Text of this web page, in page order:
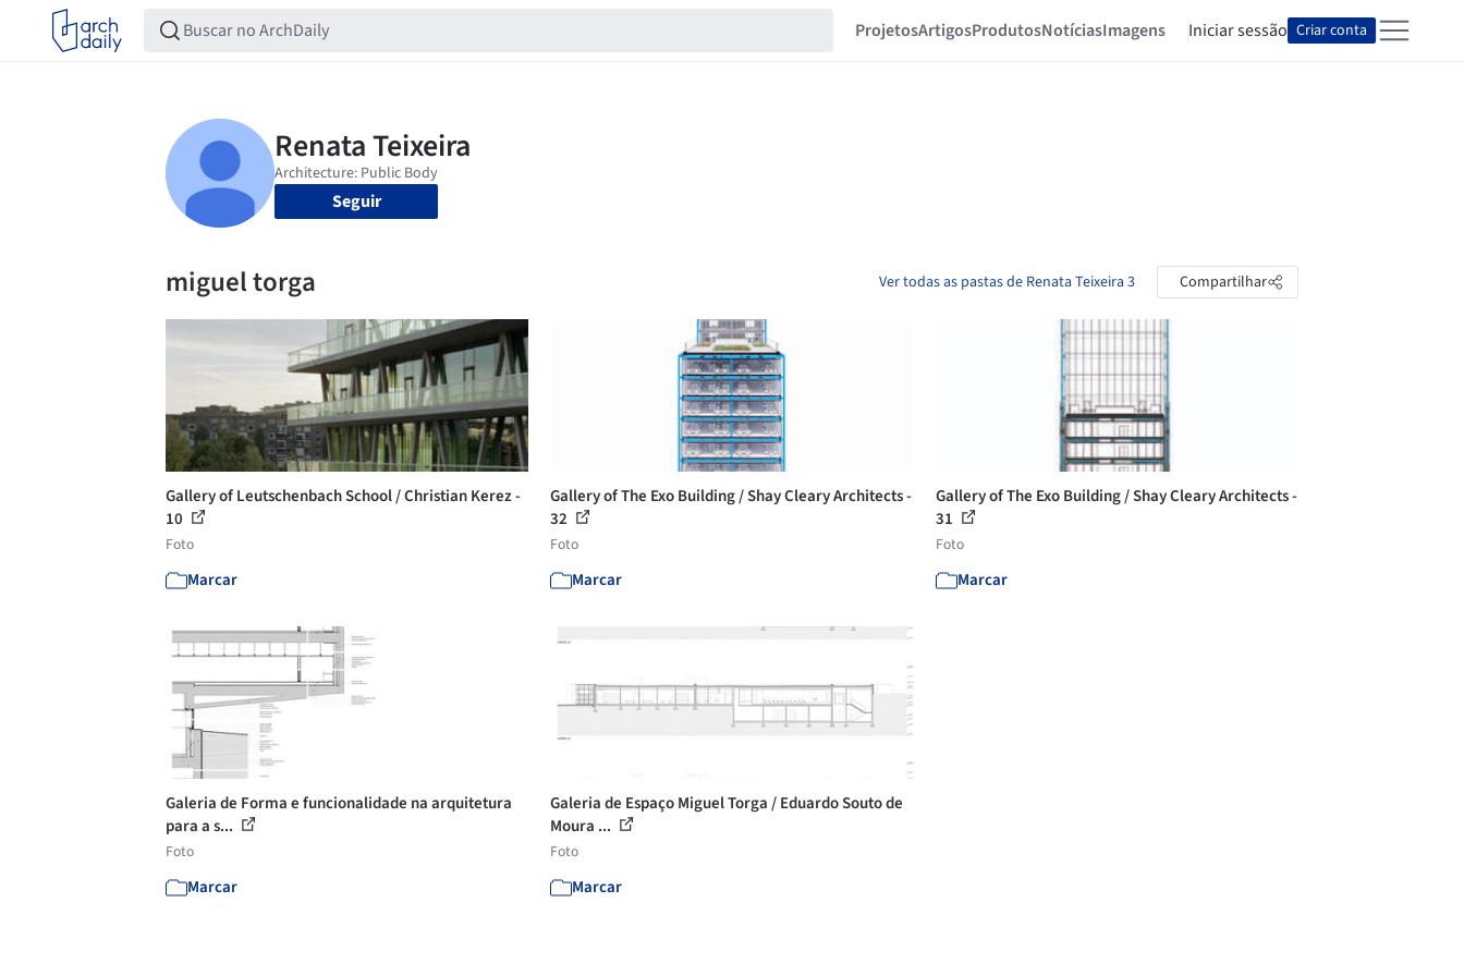
ProjetosArtigosProdutosNotíciasImagens Iniciar sessão Criar conta
Seguir
miguel torga Ver todas as pastas de Renata Teixeira 3 Compartilhar
Gallery of Leutschenbach School / Christian Kerez -
10
Foto
Marcar
Gallery of The Exo Building / Shay Cleary Architects -
32
Foto
Marcar
Gallery of The Exo Building / Shay Cleary Architects -
31
Foto
Marcar
Galeria de Forma e funcionalidade na arquitetura
para a s...
Foto
Marcar
Galeria de Espaço Miguel Torga / Eduardo Souto de
Moura ...
Foto
Marcar